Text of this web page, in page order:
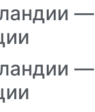
—
—